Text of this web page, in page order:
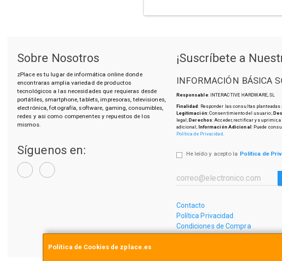
Política de Cookies de zplace.es
Sobre Nosotros
zPlace es tu lugar de informática online donde
encontraras amplia variedad de productos
tecnológicos a las necesidades que requieras desde
portátiles, smartphone, tablets, impresoras, televisiones,
electrónica, fotografía, software, gaming, consumibles,
redes y asi como compenentes y repuestos de los
mismos.
Síguenos en:
¡Suscríbete a
INFORMACIÓN BÁSICA
Responsable: INTERACTIVE HARDWARE, SL
Finalidad: Responder las consultas
Legitimación: Consentimiento del usuario;
legal;Derechos: Acceder, rectificar y suprimir,
adicional; Información Adicional: Puede
Política de Privacidad.
He leído y acepto la Política de
Contacto
Política Privacidad
Condiciones de Compra
¿Quienes Somos?